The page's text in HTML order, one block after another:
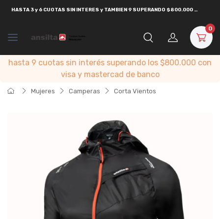
HASTA 3 y 6 CUOTAS SIN INTERES y TAMBIEN 9 SUPERANDO $800.000 CON
0
hasta 9 cuotas sin interés superando los $800.000 con
visa y mastercad de banco
Mujeres Camperas Corta Vientos